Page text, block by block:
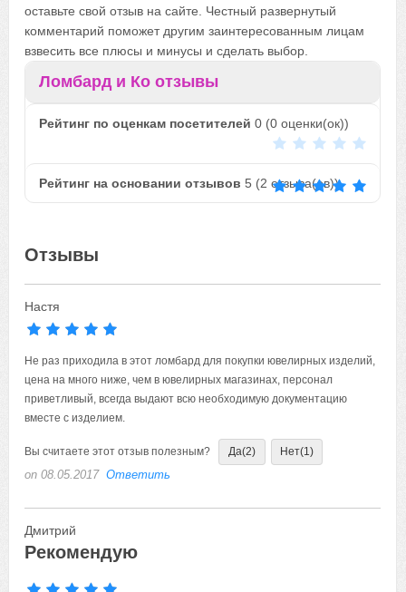
оставьте свой отзыв на сайте. Честный развернутый
комментарий поможет другим заинтересованным лицам
взвесить все плюсы и минусы и сделать выбор.
Ломбард и Ко отзывы
Рейтинг по оценкам посетителей 0 (0 оценки(ок))
Рейтинг на основании отзывов 5 (2 отзыва(ов))
Отзывы
Настя
Не раз приходила в этот ломбард для покупки ювелирных изделий,
цена на много ниже, чем в ювелирных магазинах, персонал
приветливый, всегда выдают всю необходимую документацию
вместе с изделием.
Вы считаете этот отзыв полезным? Да(2) Нет(1)
on 08.05.2017 Ответить
Дмитрий
Рекомендую